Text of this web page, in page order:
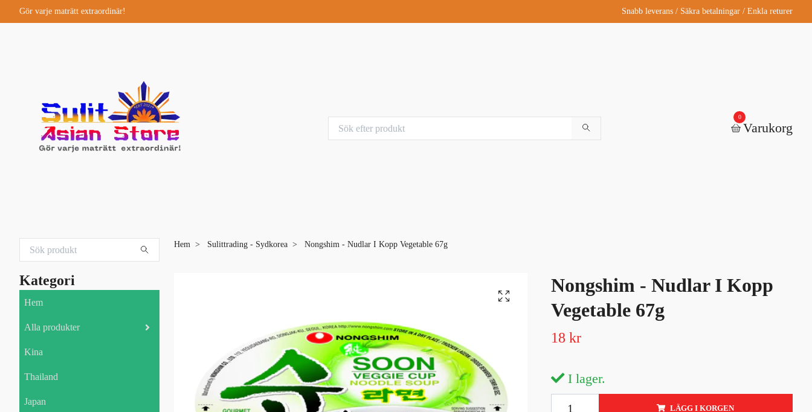
Gör varje maträtt extraordinär! Snabb leverans / Säkra betalningar / Enkla returer
0
Varukorg
Kategori
Hem
Alla produkter
Kina
Thailand
Japan
Hem Sulittrading - Sydkorea Nongshim - Nudlar I Kopp Vegetable 67g
Nongshim - Nudlar I Kopp
Vegetable 67g
18 kr
I lager.
LÄGG I KORGEN